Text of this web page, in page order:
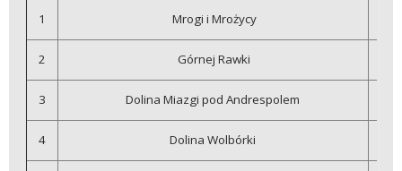
1 Mrogi i Mrożycy
2 Górnej Rawki
3 Dolina Miazgi pod Andrespolem
4 Dolina Wolbórki